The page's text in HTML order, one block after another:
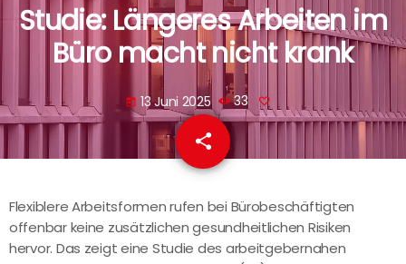
Studie: Längeres Arbeiten im
Büro macht nicht krank
today 13 Juni 2025 33
share
email
Flexiblere Arbeitsformen rufen bei Bürobeschäftigten
offenbar keine zusätzlichen gesundheitlichen Risiken
hervor. Das zeigt eine Studie des arbeitgebernahen